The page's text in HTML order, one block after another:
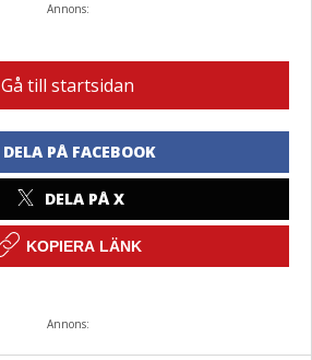
Annons:
Gå till startsidan
DELA PÅ FACEBOOK
DELA PÅ X
KOPIERA LÄNK
Annons: